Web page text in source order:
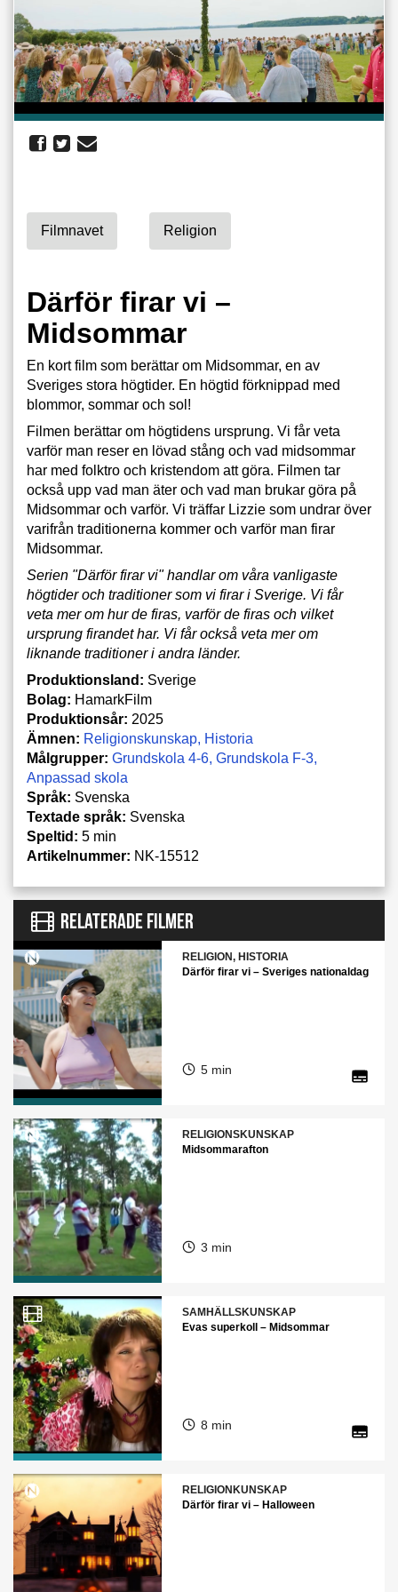
Filmnavet Religion
Därför firar vi –
Midsommar
En kort film som berättar om Midsommar, en av
Sveriges stora högtider. En högtid förknippad med
blommor, sommar och sol!
Filmen berättar om högtidens ursprung. Vi får veta
varför man reser en lövad stång och vad midsommar
har med folktro och kristendom att göra. Filmen tar
också upp vad man äter och vad man brukar göra på
Midsommar och varför. Vi träffar Lizzie som undrar över
varifrån traditionerna kommer och varför man firar
Midsommar.
Serien "Därför firar vi" handlar om våra vanligaste
högtider och traditioner som vi firar i Sverige. Vi får
veta mer om hur de firas, varför de firas och vilket
ursprung firandet har. Vi får också veta mer om
liknande traditioner i andra länder.
Produktionsland: Sverige
Bolag: HamarkFilm
Produktionsår: 2025
Ämnen: Religionskunskap Historia
Målgrupper: Grundskola 4-6 Grundskola F-3
Anpassad skola
Språk: Svenska
Textade språk: Svenska
Speltid: 5 min
Artikelnummer: NK-15512
RELATERADE FILMER
RELIGION, HISTORIA
Därför firar vi – Sveriges nationaldag
5 min
RELIGIONSKUNSKAP
Midsommarafton
3 min
SAMHÄLLSKUNSKAP
Evas superkoll – Midsommar
8 min
RELIGIONKUNSKAP
Därför firar vi – Halloween